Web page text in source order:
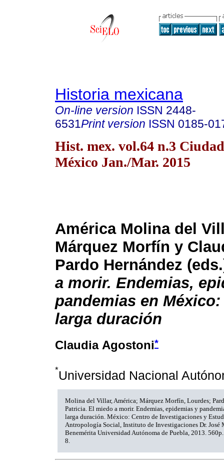
Historia mexicana
On-line version ISSN 2448-
6531Print version ISSN 0185-
Hist. mex. vol.64 n.3
México Jan./Mar. 2015
América Molina del
Márquez Morfín y
Pardo Hernández
a morir. Endemias,
pandemias en
larga duración
Claudia Agostoni*
*Universidad Nacional
Molina del Villar, América; Márquez Morfín, Lourdes;
Patricia. El miedo a morir. Endemias, epidemias y
larga duración. México: Centro de Investigaciones y
Antropología Social, Instituto de Investigaciones Dr. José
Benemérita Universidad Autónoma de Puebla, 2013.
8.